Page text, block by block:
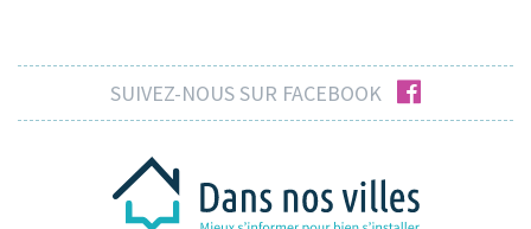
SUIVEZ-NOUS SUR FACEBOOK facebook